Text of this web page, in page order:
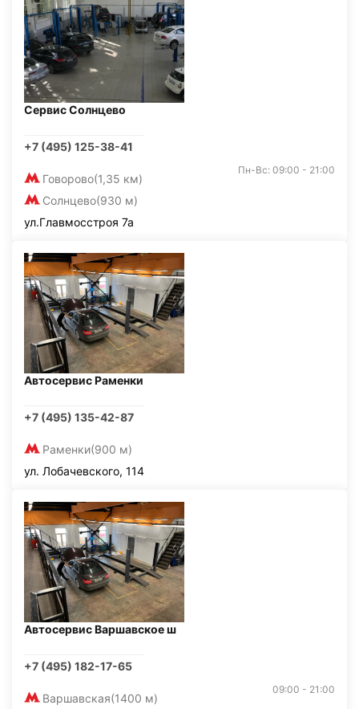
Сервис Солнцево
+7 (495) 125-38-41
Говорово(1,35 км)
Солнцево(930 м)
Пн-Вс: 09:00 - 21:00
ул.Главмосстроя 7а
Автосервис Раменки
+7 (495) 135-42-87
Раменки(900 м)
ул. Лобачевского, 114
Автосервис Варшавское ш
+7 (495) 182-17-65
Варшавская(1400 м)
09:00 - 21:00